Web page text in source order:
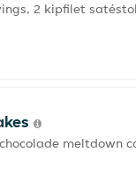
2 kipfilet
meltdown